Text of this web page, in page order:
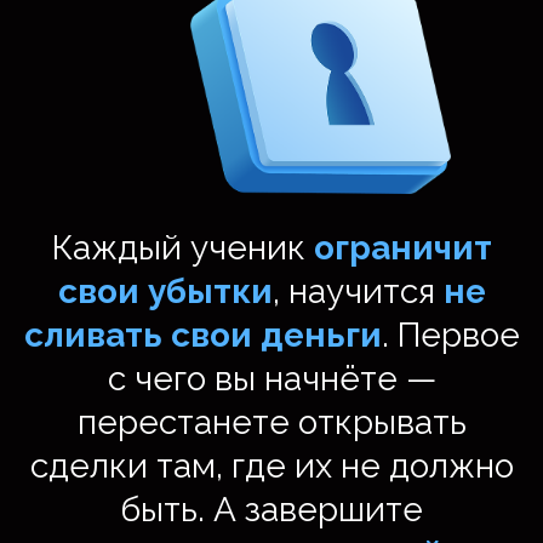
• МЕНТОР КУРСА • МЕНТОР КУРСА • МЕНТОР